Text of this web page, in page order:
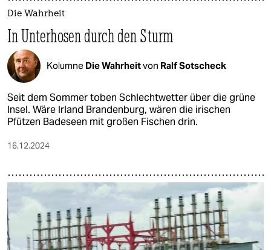
Die Wahrheit
In Unterhosen durch den Sturm
Kolumne Die Wahrheitvon Ralf Sotscheck
Seit dem Sommer toben Schlechtwetter über die grüne
Insel. Wäre Irland Brandenburg, wären die irischen
Pfützen Badeseen mit großen Fischen drin.
16.12.2024